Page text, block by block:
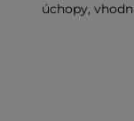
úchopy,